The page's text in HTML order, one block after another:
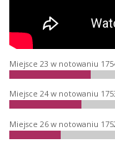
Miejsce 23 w notowaniu
Miejsce 24 w notowaniu
Miejsce 26 w notowaniu